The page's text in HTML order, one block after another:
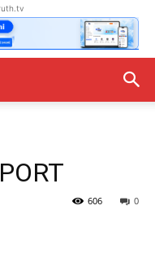
0
606